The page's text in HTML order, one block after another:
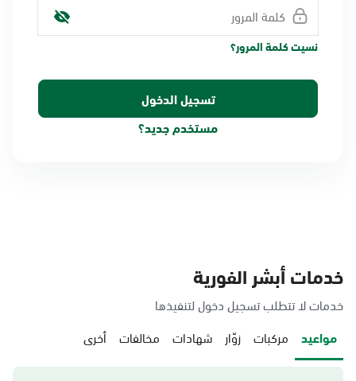
نسيت كلمة المرور؟
مستخدم جديد؟
خدمات أبشر الفورية
خدمات لا تتطلب تسجيل دخول لتنفيذها
مواعيد مركبات زوّار شهادات مخالفات أخرى